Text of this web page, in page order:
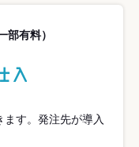
部有料）
す。発注先が導入